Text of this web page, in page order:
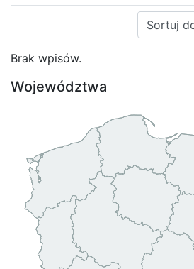
Sortuj:
Brak wpisów.
Województwa